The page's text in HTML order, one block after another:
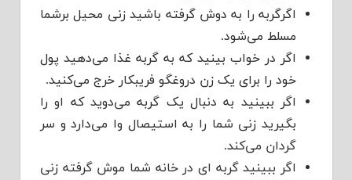
اگرگربه را به دوش گرفته باشید زنی محیل برشما
مسلط می‌شود.
اگر در خواب بینید که به گربه غذا می‌دهید پول
خود را برای یک زن دروغگو فریبکار خرج می‌کنید.
اگر ببینید به دنبال یک گربه می‌دوید که او را
بگیرید زنی شما را به استیصال وا می‌دارد و سر
گردان می‌کند.
اگر ببینید گربه ای در خانه شما موش گرفته زنی